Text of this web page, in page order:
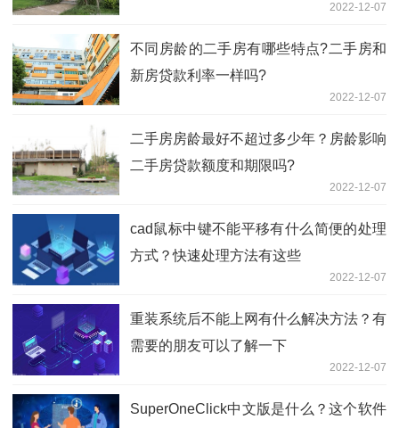
2022-12-07
不同房龄的二手房有哪些特点?二手房和
新房贷款利率一样吗?
2022-12-07
二手房房龄最好不超过多少年？房龄影响
二手房贷款额度和期限吗?
2022-12-07
cad鼠标中键不能平移有什么简便的处理
方式？快速处理方法有这些
2022-12-07
重装系统后不能上网有什么解决方法？有
需要的朋友可以了解一下
2022-12-07
SuperOneClick中文版是什么？这个软件